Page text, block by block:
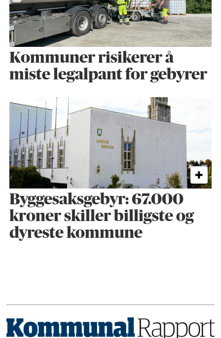
Kommuner risikerer å
miste legalpant for gebyrer
Byggesaks­gebyr: 67.000
kroner skiller billigste og
dyreste kommune